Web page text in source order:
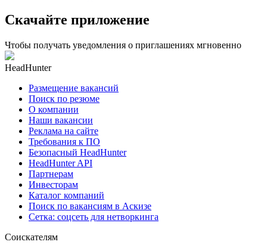
Скачайте приложение
Чтобы получать уведомления о приглашениях мгновенно
HeadHunter
Размещение вакансий
Поиск по резюме
О компании
Наши вакансии
Реклама на сайте
Требования к ПО
Безопасный HeadHunter
HeadHunter API
Партнерам
Инвесторам
Каталог компаний
Поиск по вакансиям в Аскизе
Сетка: соцсеть для нетворкинга
Соискателям